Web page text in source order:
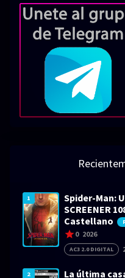
1
Spider-Man:
SCREENER
Castellano
0 2026
AC3 2.0 DIGITAL
2
La última